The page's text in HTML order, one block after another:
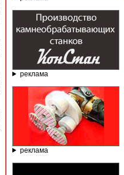
реклама
реклама